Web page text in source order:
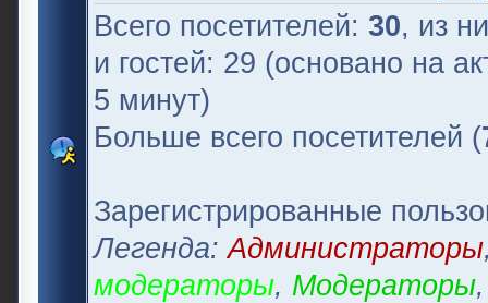
Всего посетителей: 30, из
и гостей: 29 (основано на
5 минут)
Больше всего посетителей (
Зарегистрированные
Легенда:Администраторы
модераторы, Модераторы